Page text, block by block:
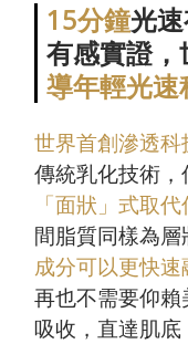
15分鐘光
有感實證，
導年輕光速
世界首創滲透
傳統乳化技術，
「面狀」式取
間脂質同樣為
成分可以更快
再也不需要仰
吸收，直達肌底